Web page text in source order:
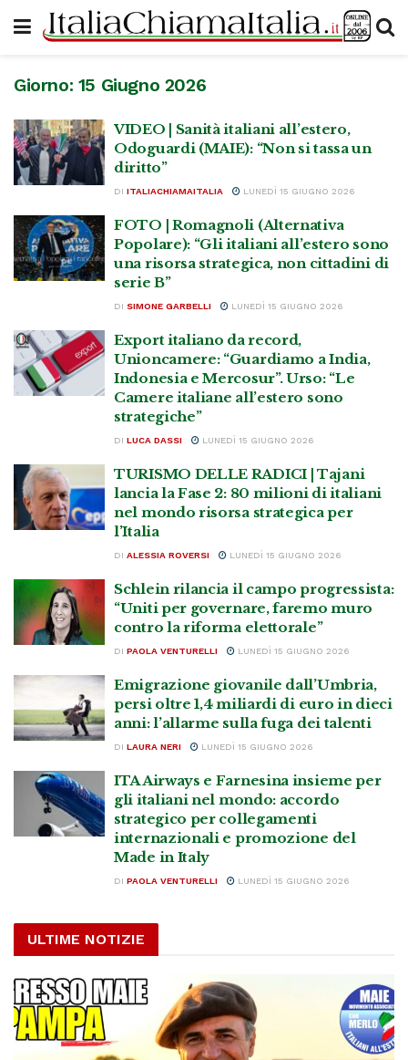
Giorno: 15 Giugno 2026
VIDEO | Sanità italiani all’estero,
Odoguardi (MAIE): “Non si tassa un
diritto”
DI ITALIACHIAMAITALIA LUNEDÌ 15 GIUGNO 2026
FOTO | Romagnoli (Alternativa
Popolare): “Gli italiani all’estero sono
una risorsa strategica, non cittadini di
serie B”
DI SIMONE GARBELLI LUNEDÌ 15 GIUGNO 2026
Export italiano da record,
Unioncamere: “Guardiamo a India,
Indonesia e Mercosur”. Urso: “Le
Camere italiane all’estero sono
strategiche”
DI LUCA DASSI LUNEDÌ 15 GIUGNO 2026
TURISMO DELLE RADICI | Tajani
lancia la Fase 2: 80 milioni di italiani
nel mondo risorsa strategica per
l’Italia
DI ALESSIA ROVERSI LUNEDÌ 15 GIUGNO 2026
Schlein rilancia il campo progressista:
“Uniti per governare, faremo muro
contro la riforma elettorale”
DI PAOLA VENTURELLI LUNEDÌ 15 GIUGNO 2026
Emigrazione giovanile dall’Umbria,
persi oltre 1,4 miliardi di euro in dieci
anni: l’allarme sulla fuga dei talenti
DI LAURA NERI LUNEDÌ 15 GIUGNO 2026
ITA Airways e Farnesina insieme per
gli italiani nel mondo: accordo
strategico per collegamenti
internazionali e promozione del
Made in Italy
DI PAOLA VENTURELLI LUNEDÌ 15 GIUGNO 2026
ULTIME NOTIZIE